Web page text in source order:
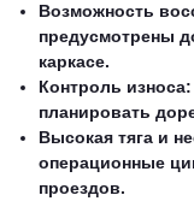
Возможность
предусмотрены
каркасе.
Контроль
планировать
Высокая тяга и
операционные
проездов.